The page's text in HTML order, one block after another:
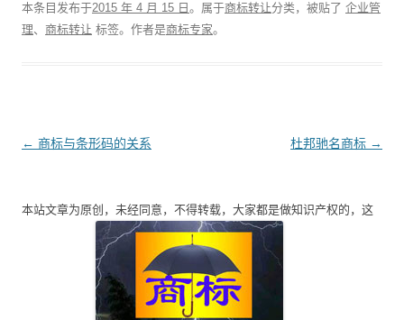
本条目发布于2015 年 4 月 15 日 。属于商标转让分类，被贴了 企业管
理、 商标转让 标签。 作者是商标专家。
文
航
← 商标与条形码的关系 杜邦驰名商标 →
本站文章为原创，未经同意，不得转载，大家都是做知识产权的，这